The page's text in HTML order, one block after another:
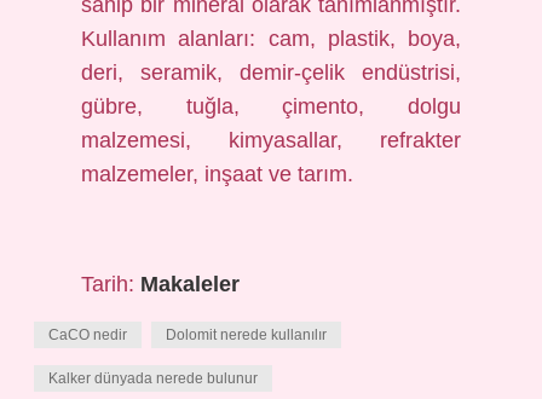
sahip bir mineral olarak tanımlanmıştır.
Kullanım alanları: cam, plastik, boya,
deri, seramik, demir-çelik endüstrisi,
gübre, tuğla, çimento, dolgu
malzemesi, kimyasallar, refrakter
malzemeler, inşaat ve tarım.
Tarih: Makaleler
CaCO nedir Dolomit nerede kullanılır
Kalker dünyada nerede bulunur